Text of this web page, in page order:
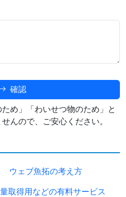
確認
め」「わいせつ物のため」と
んので、ご安心ください。
ウェブ魚拓の考え方
取得用などの有料サービス